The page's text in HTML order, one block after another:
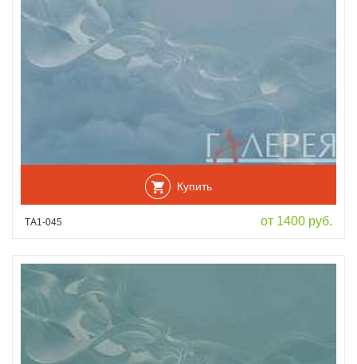
Купить
ТА1-045 от 1400 руб.